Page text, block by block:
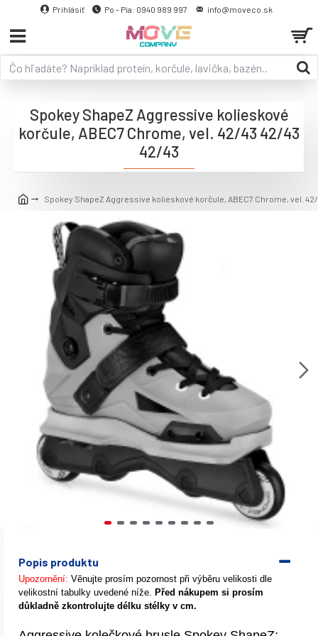
Prihlásiť Po - Pia: 0940 989 997 info@moveco.sk
Spokey ShapeZ Aggressive kolieskové korčule, ABEC7 Chrome, vel.
Spokey ShapeZ Aggressive kolieskové
korčule, ABEC7 Chrome, vel. 42/43 42/43
42/43
Popis produktu
Upozornění: Věnujte prosím pozornost při výběru velikosti dle
velikostní tabulky uvedené níže. Před nákupem si prosím
důkladně zkontrolujte délku stélky v cm.